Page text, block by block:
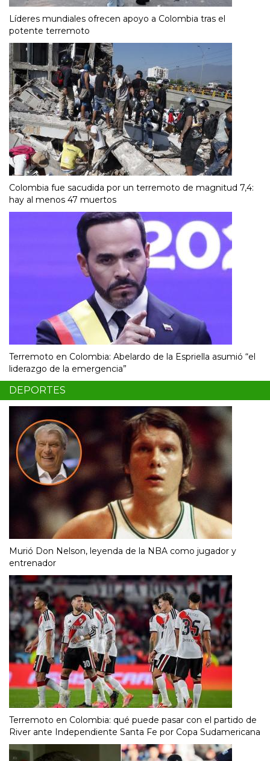
Líderes mundiales ofrecen apoyo a Colombia tras el
potente terremoto
Colombia fue sacudida por un terremoto de magnitud 7,4:
hay al menos 47 muertos
Terremoto en Colombia: Abelardo de la Espriella asumió “el
liderazgo de la emergencia”
DEPORTES
Murió Don Nelson, leyenda de la NBA como jugador y
entrenador
Terremoto en Colombia: qué puede pasar con el partido de
River ante Independiente Santa Fe por Copa Sudamericana